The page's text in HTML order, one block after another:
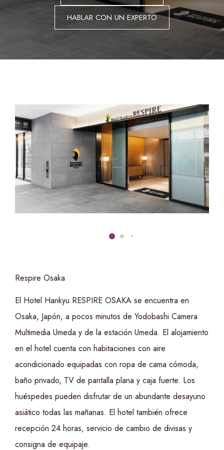
HABLAR CON UN EXPERTO
Respire Osaka
El Hotel Hankyu RESPIRE OSAKA se encuentra en
Osaka, Japón, a pocos minutos de Yodobashi Camera
Multimedia Umeda y de la estación Umeda. El alojamiento
en el hotel cuenta con habitaciones con aire
acondicionado equipadas con ropa de cama cómoda,
baño privado, TV de pantalla plana y caja fuerte. Los
huéspedes pueden disfrutar de un abundante desayuno
asiático todas las mañanas. El hotel también ofrece
recepción 24 horas, servicio de cambio de divisas y
consigna de equipaje.